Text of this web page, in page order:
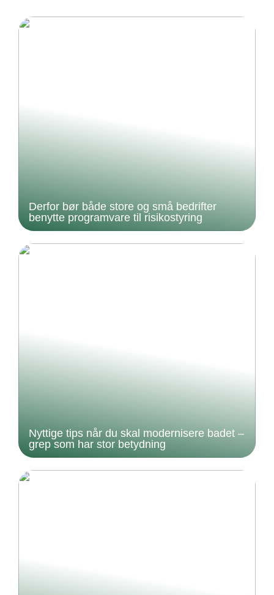
Derfor bør både store og små bedrifter
benytte programvare til risikostyring
Nyttige tips når du skal modernisere badet –
grep som har stor betydning